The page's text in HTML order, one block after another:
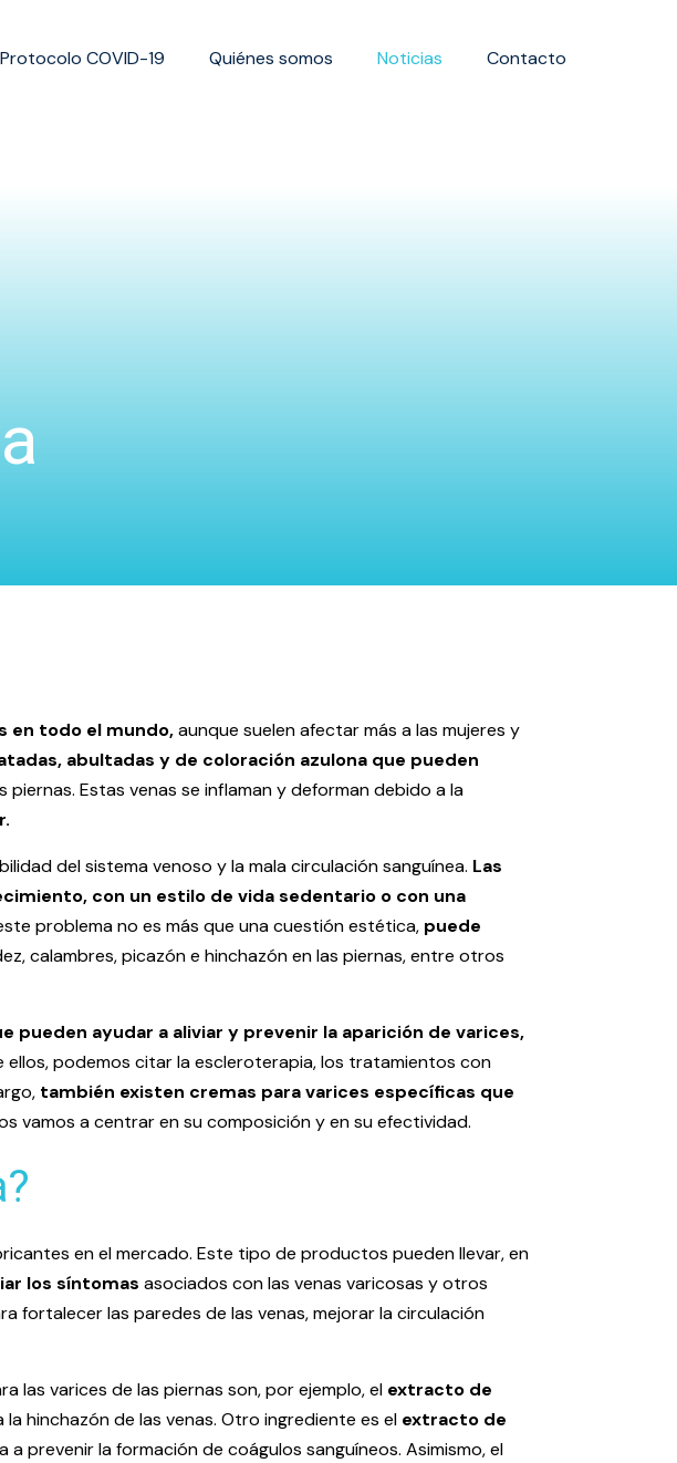
Protocolo COVID-19 Quiénes somos Noticias Contacto
en todo el mundo,aunque suelen afectar más a las mujeres y
abultadas y de coloración azulona que pueden
Estas venas se inflaman y deforman debido a la
del sistema venoso y la mala circulación sanguínea. Las
con un estilo de vida sedentario o con una
problema no es más que una cuestión estética, puede
calambres, picazón e hinchazón en las piernas, entre otros
pueden ayudar a aliviar y prevenir la aparición de varices,
ellos, podemos citar la escleroterapia, los tratamientos con
también existen cremas para varices específicas que
vamos a centrar en su composición y en su efectividad.
en el mercado. Este tipo de productos pueden llevar, en
los síntomas asociados con las venas varicosas y otros
fortalecer las paredes de las venas, mejorar la circulación
las varices de las piernas son, por ejemplo, el extracto de
hinchazón de las venas. Otro ingrediente es el extracto de
prevenir la formación de coágulos sanguíneos. Asimismo, el